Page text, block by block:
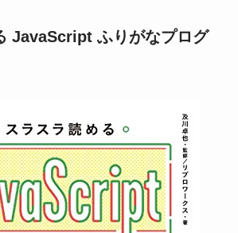
JavaScript ふりがなプログ